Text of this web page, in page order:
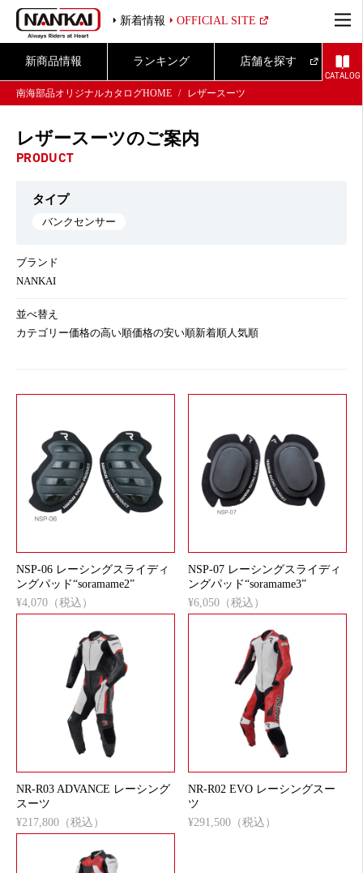
新着情報 OFFICIAL SITE
新商品情報 ランキング 店舗を探す
CATALOG
南海部品オリジナルカタログHOME
レザースーツ
レザースーツのご案内
PRODUCT
タイプ
バンクセンサー
ブランド
NANKAI
並べ替え
カテゴリー価格の高い順価格の安い順新着順人気順
NSP-06 レーシングスライディ
ングパッド“soramame2”
¥4,070（税込）
NSP-07 レーシングスライディ
ングパッド“soramame3”
¥6,050（税込）
NR-R03 ADVANCE レーシング
スーツ
¥217,800（税込）
NR-R02 EVO レーシングスー
ツ
¥291,500（税込）